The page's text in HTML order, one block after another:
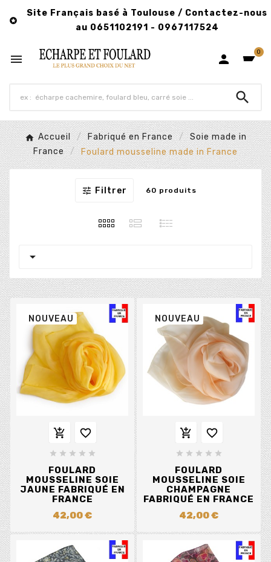

Site Français basé à Toulouse / Contactez-nous
au 0651102191 - 0967117524
  0

Accueil Fabriqué en France
Soie made in
France
Foulard mousseline made in France
 Filtrer 60 produits

NOUVEAU
 
    
FOULARD
MOUSSELINE SOIE
JAUNE FABRIQUÉ EN
FRANCE
42,00 €
NOUVEAU
 
    
FOULARD
MOUSSELINE SOIE
CHAMPAGNE
FABRIQUÉ EN FRANCE
42,00 €